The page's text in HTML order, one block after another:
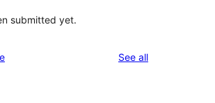
submitted yet.
See allreviews